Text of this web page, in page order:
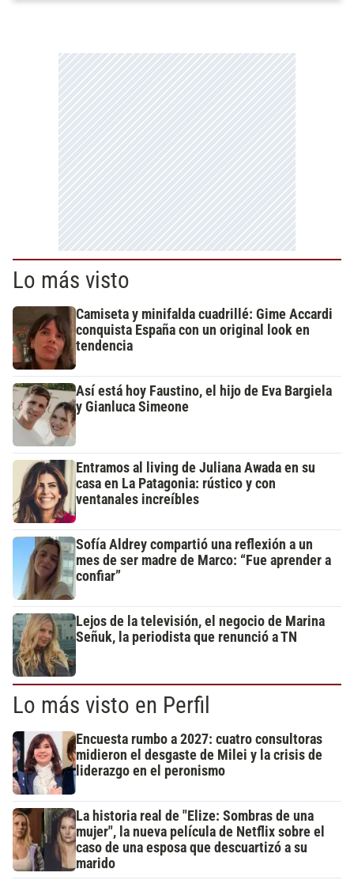
Lo más visto
Camiseta y minifalda cuadrillé: Gime Accardi
conquista España con un original look en
tendencia
Así está hoy Faustino, el hijo de Eva Bargiela
y Gianluca Simeone
Entramos al living de Juliana Awada en su
casa en La Patagonia: rústico y con
ventanales increíbles
Sofía Aldrey compartió una reflexión a un
mes de ser madre de Marco: “Fue aprender a
confiar”
Lejos de la televisión, el negocio de Marina
Señuk, la periodista que renunció a TN
Lo más visto en Perfil
Encuesta rumbo a 2027: cuatro consultoras
midieron el desgaste de Milei y la crisis de
liderazgo en el peronismo
La historia real de "Elize: Sombras de una
mujer", la nueva película de Netflix sobre el
caso de una esposa que descuartizó a su
marido